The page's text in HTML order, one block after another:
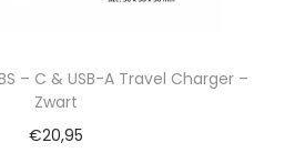
– C & USB-A Travel Charger –
Zwart
€20,95